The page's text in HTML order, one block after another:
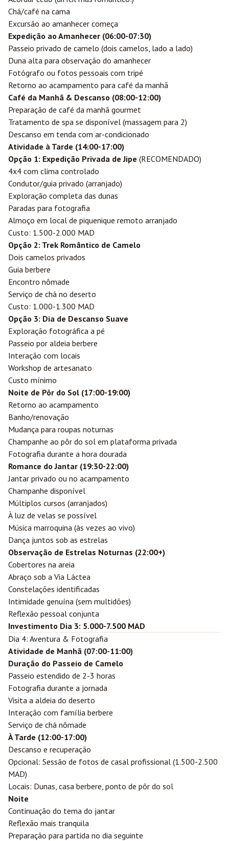
Chá/café na cama
Excursão ao amanhecer começa
Expedição ao Amanhecer (06:00-07:30)
Passeio privado de camelo (dois camelos, lado a lado)
Duna alta para observação do amanhecer
Fotógrafo ou fotos pessoais com tripé
Retorno ao acampamento para café da manhã
Café da Manhã & Descanso (08:00-12:00)
Preparação de café da manhã gourmet
Tratamento de spa se disponível (massagem para 2)
Descanso em tenda com ar-condicionado
Atividade à Tarde (14:00-17:00)
Opção 1: Expedição Privada de Jipe (RECOMENDADO)
4x4 com clima controlado
Condutor/guia privado (arranjado)
Exploração completa das dunas
Paradas para fotografia
Almoço em local de piquenique remoto arranjado
Custo: 1.500-2.000 MAD
Opção 2: Trek Romântico de Camelo
Dois camelos privados
Guia berbere
Encontro nômade
Serviço de chá no deserto
Custo: 1.000-1.300 MAD
Opção 3: Dia de Descanso Suave
Exploração fotográfica a pé
Passeio por aldeia berbere
Interação com locais
Workshop de artesanato
Custo mínimo
Noite de Pôr do Sol (17:00-19:00)
Retorno ao acampamento
Banho/renovação
Mudança para roupas noturnas
Champanhe ao pôr do sol em plataforma privada
Fotografia durante a hora dourada
Romance do Jantar (19:30-22:00)
Jantar privado ou no acampamento
Champanhe disponível
Múltiplos cursos (arranjados)
À luz de velas se possível
Música marroquina (às vezes ao vivo)
Dança juntos sob as estrelas
Observação de Estrelas Noturnas (22:00+)
Cobertores na areia
Abraço sob a Via Láctea
Constelações identificadas
Intimidade genuína (sem multidões)
Reflexão pessoal conjunta
Investimento Dia 3: 5.000-7.500 MAD
Dia 4: Aventura & Fotografia
Atividade de Manhã (07:00-11:00)
Duração do Passeio de Camelo
Passeio estendido de 2-3 horas
Fotografia durante a jornada
Visita a aldeia do deserto
Interação com família berbere
Serviço de chá nômade
À Tarde (12:00-17:00)
Descanso e recuperação
Opcional: Sessão de fotos de casal profissional (1.500-2.500
MAD)
Locais: Dunas, casa berbere, ponto de pôr do sol
Noite
Continuação do tema do jantar
Reflexão mais tranquila
Preparação para partida no dia seguinte